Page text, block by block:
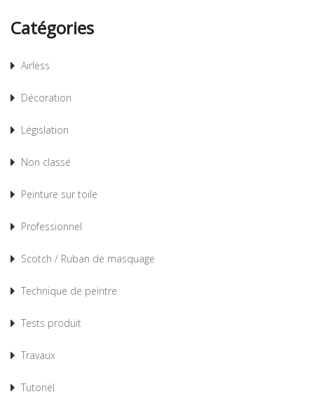
Catégories
Airless
Décoration
Législation
Non classé
Peinture sur toile
Professionnel
Scotch / Ruban de masquage
Technique de peintre
Tests produit
Travaux
Tutoriel